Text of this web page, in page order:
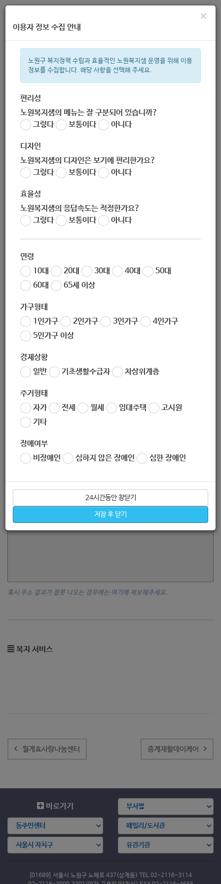
주간 인기검색어
한눈으로 보는 복지 정보
×
이용자 정보 수집 안내
노원구 복지정책 수립과 효율적인 노원복지샘 운영을 위해 이용
정보를 수집합니다. 해당 사항을 선택해 주세요.
편리성
노원복지샘의 메뉴는 잘 구분되어 있습니까?
그렇다
보통이다 아니다
디자인
노원복지샘의 디자인은 보기에 편리한가요?
그렇다
보통이다 아니다
효율성
노원복지샘의 응답속도는 적정한가요?
그렇다
보통이다 아니다
연령
10대
20대 30대 40대
50대
60대
65세 이상
가구형태
1인가구
2인가구 3인가구
4인가구
5인가구 이상
경제상황
일반
기초생활수급자 차상위계층
주거형태
자가
전세 월세 임대주택
고시원
기타
장애여부
비장애인
심하지 않은 장애인 심한 장애인
24시간동안 창닫기
저장 후 닫기
중계데이케어센터
02-952-0502
02-952-0353
junggyeday@naver.com
(우) 01711
서울특별시 노원구 덕릉로 662, 1,2층 (중계동, 중계3단지
서울특별시 노원구 덕릉로 662, 1,2층 (중계동, 중계3단지주공영
구임대아파트)
혹시 주소 결과가 잘못 나오는 경우에는 여기에 제보해주세요.
복지 서비스
내
비 월계효사랑나눔센터 중계재활데이케어
바로가기
[01689] 서울시 노원구 노해로 437(상계동) TEL 02-2116-3114